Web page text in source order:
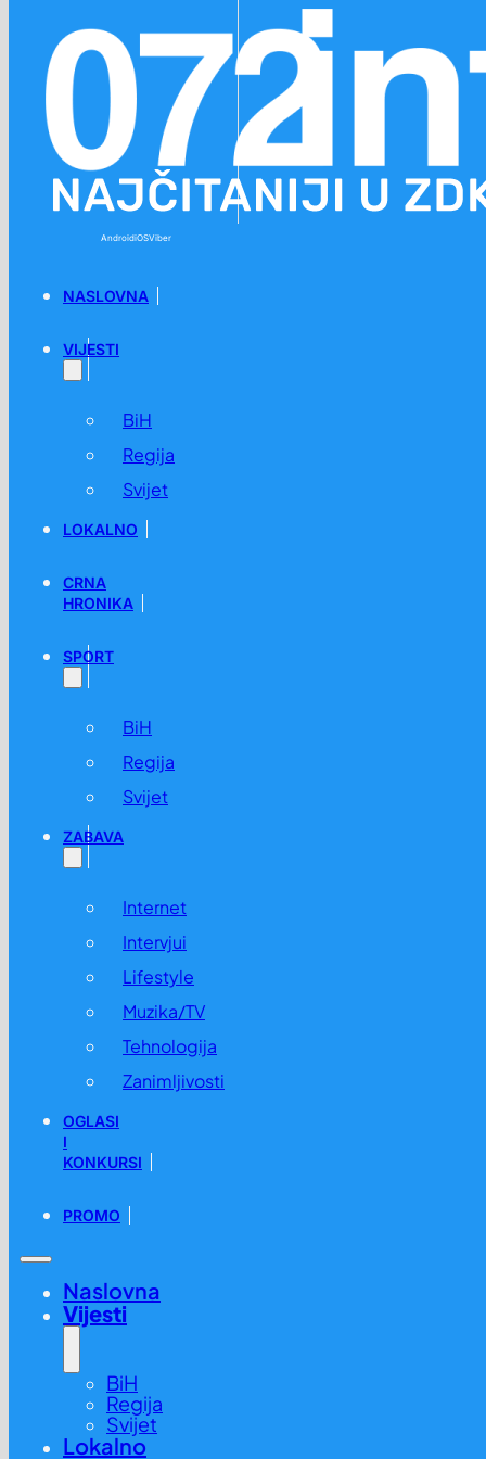
AndroidiOSViber
NASLOVNA
VIJESTI
BiH
Regija
Svijet
LOKALNO
CRNA
HRONIKA
SPORT
BiH
Regija
Svijet
ZABAVA
Internet
Intervjui
Lifestyle
Muzika/TV
Tehnologija
Zanimljivosti
OGLASI
I
KONKURSI
PROMO
Naslovna
Vijesti
BiH
Regija
Svijet
Lokalno